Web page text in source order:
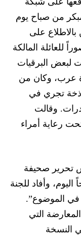
من صباح يوم
على
للعائلة المالكة
لبعض البرقيات
عرب، وكان من
تجري في
وقالت
رعاية أمراء
صحيفة
اليوم، وأفاد للجنة
في الموضوع”.
التي
النسخة